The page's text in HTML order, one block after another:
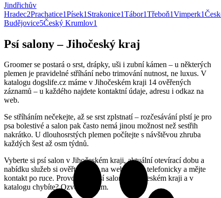
Jindřichův
Hradec2Prachatice1Písek1 Strakonice1Tábor1Třeboň1Vimperk1
Budějovice5Český Krumlov1
Psí salony – Jihočeský kraj
Groomer se postará o srst, drápky, uši i zubní kámen – u některých
plemen je pravidelné stříhání nebo trimování nutnost, ne luxus. V
katalogu dogslife.cz máme v Jihočeském kraji 14 ověřených
záznamů – u každého najdete kontaktní údaje, adresu i odkaz na
web.
Se stříháním nečekejte, až se srst zplstnatí – rozčesávání plstí je pro
psa bolestivé a salon pak často nemá jinou možnost než sestřih
nakrátko. U dlouhosrstých plemen počítejte s návštěvou zhruba
každých šest až osm týdnů.
Vyberte si psí salon v Jihočeském kraji, aktuální otevírací dobu a
nabídku služeb si ověřte přímo na webu nebo telefonicky a mějte
kontakt po ruce. Provozujete psí salon v Jihočeském kraji a v
katalogu chybíte? Ozvěte se nám.